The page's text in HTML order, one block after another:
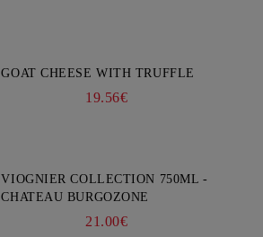
GOAT CHEESE WITH TRUFFLE
19.56€
VIOGNIER COLLECTION 750ML -
CHATEAU BURGOZONE
21.00€